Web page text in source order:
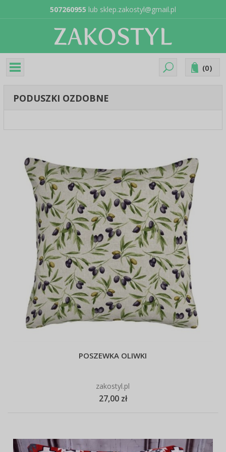
507260955 lub sklep.zakostyl@gmail.pl
(0)
PODUSZKI OZDOBNE
POSZEWKA OLIWKI
zakostyl.pl
27,00 zł